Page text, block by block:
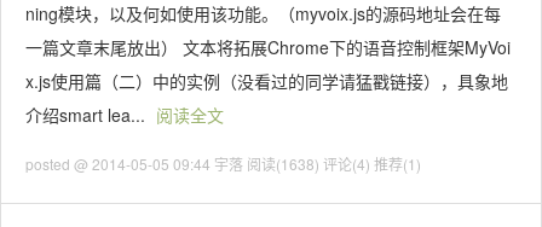
ning模块，以及何如使用该功能。（myvoix.js的源码地址会在每
一篇文章末尾放出） 文本将拓展Chrome下的语音控制框架MyVoi
x.js使用篇（二）中的实例（没看过的同学请猛戳链接），具象地
介绍smart lea... 阅读全文
posted @ 2014-05-05 09:44 宇落 阅读(1638) 评论(4) 推荐(1)